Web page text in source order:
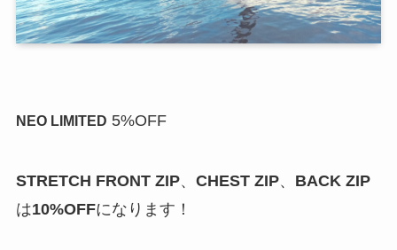
NEO LIMITED 5%OFF
STRETCH FRONT ZIP、 CHEST ZIP、 BACK ZIP
は10%OFFになります！